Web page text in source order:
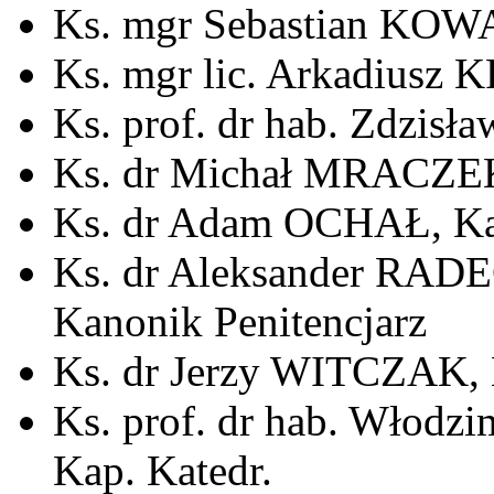
Ks. mgr Sebastian
Ks. mgr lic. Arkadiusz
Ks. prof. dr hab.
Ks. dr Michał
Ks. dr Adam OCHAŁ,
Ks. dr Aleksander
Kanonik Penitencjarz
Ks. dr Jerzy WITCZAK,
Ks. prof. dr hab.
Kap. Katedr.